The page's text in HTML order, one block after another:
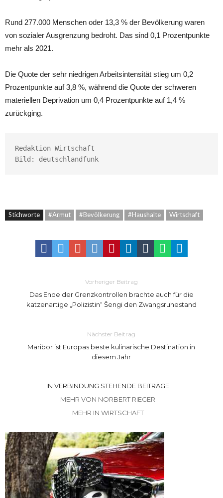
Rund 277.000 Menschen oder 13,3 % der Bevölkerung waren
von sozialer Ausgrenzung bedroht. Das sind 0,1 Prozentpunkte
mehr als 2021.
Die Quote der sehr niedrigen Arbeitsintensität stieg um 0,2
Prozentpunkte auf 3,8 %, während die Quote der schweren
materiellen Deprivation um 0,4 Prozentpunkte auf 1,4 %
zurückging.
Redaktion Wirtschaft
Bild: deutschlandfunk
Stichworte #Armut #Bevölkerung #Haushalte Wirtschaft
Vorheriger Beitrag
Das Ende der Grenzkontrollen brachte auch für die
katzenartige „Polizistin“ Šengi den Zwangsruhestand
Nächster Beitrag
Maribor ist Europas beste kulinarische Destination in
diesem Jahr
IN VERBINDUNG STEHENDE BEITRÄGE
MEHR VON NORBERT RIEGER
MEHR IN WIRTSCHAFT